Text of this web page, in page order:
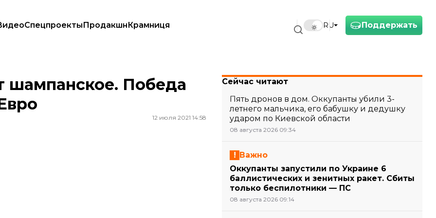
Поддержать
RU
СпецпроектыПродакшнКрамниця
шампанское. Победа
12 июля 2021 14:58
Сейчас читают
Пять дронов в дом. Оккупанты убили 3-
летнего мальчика, его бабушку и дедушку
ударом по Киевской области
08 августа 2026 09:34
Важно
Оккупанты запустили по Украине 6
баллистических и зенитных ракет. Сбиты
только беспилотники — ПС
08 августа 2026 09:14